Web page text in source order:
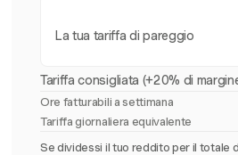
La tua tariffa di pareggio
Tariffa consigliata (+20% di
Ore fatturabili a settimana
Tariffa giornaliera equivalente
Se dividessi il tuo reddito per il totale